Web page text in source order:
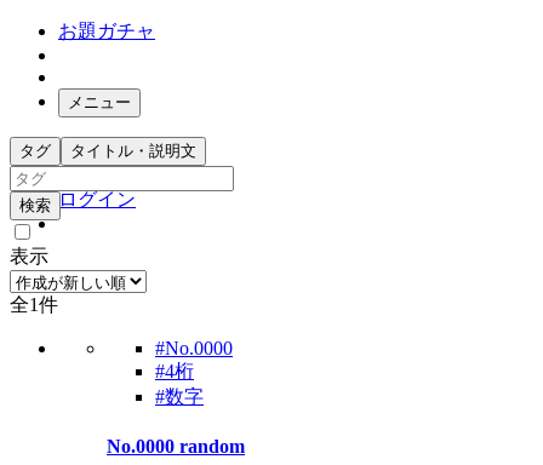
お題ガチャ
メニュー
お題箱
ガチャ検索
ログイン
タグ タイトル・説明文
検索
表示
全1件
#No.0000
#4桁
#数字
No.0000 random